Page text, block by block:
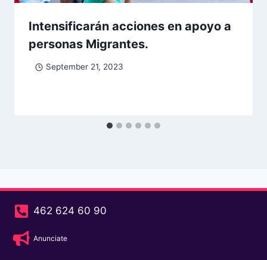
Intensificarán acciones en apoyo a
personas Migrantes.
September 21, 2023
462 624 60 90
Anunciate